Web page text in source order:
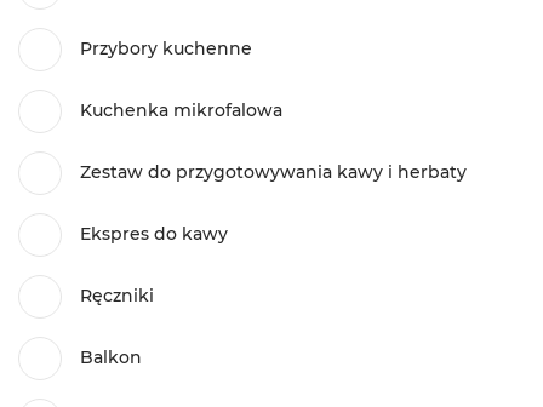
Przybory kuchenne
Kuchenka mikrofalowa
Zestaw do przygotowywania kawy i herbaty
Ekspres do kawy
Ręczniki
Balkon